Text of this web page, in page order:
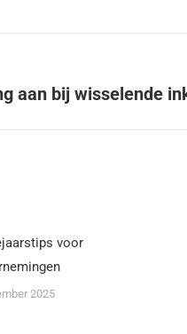
aan bij wisselende
voor
2025